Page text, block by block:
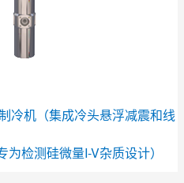
冷机（集成冷头悬浮减震和线
检测硅微量I-V杂质设计）